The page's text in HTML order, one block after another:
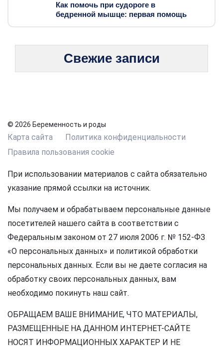
Как помочь при судороге в
бедренной мышце: первая помощь
Свежие записи
© 2026 Беременность и роды
Карта сайта
Политика конфиденциальности
Правила пользования cookie
При использовании материалов с сайта обязательно
указание прямой ссылки на источник.
Мы получаем и обрабатываем персональные данные
посетителей нашего сайта в соответствии с
Федеральным законом от 27 июля 2006 г. № 152-ФЗ
«О персональных данных» и политикой обработки
персональных данных. Если вы не даете согласия на
обработку своих персональных данных, вам
необходимо покинуть наш сайт.
ОБРАЩАЕМ ВАШЕ ВНИМАНИЕ, ЧТО МАТЕРИАЛЫ,
РАЗМЕЩЕННЫЕ НА ДАННОМ ИНТЕРНЕТ-САЙТЕ
НОСЯТ ИНФОРМАЦИОННЫХ ХАРАКТЕР И НЕ